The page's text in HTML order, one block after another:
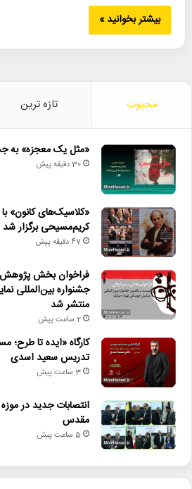
بیشتر بخوانید »
محبوب تازه ترین
«مثل یک معجزه» به
30 دقیقه پیش
«کلاسیک‌های کانون»
کریم‌مسیحی برگزار شد
47 دقیقه پیش
فراخوان بخش پژوهش
جشنواره بین‌المللی
منتشر شد
2 ساعت پیش
کارگاه «ایده تا طرح؛
تدریس سعید اسدی
3 ساعت پیش
انتصابات جدید در
مقدس
5 ساعت پیش